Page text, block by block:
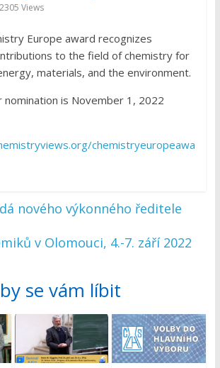
2305 Views
Europe award recognizes
to the field of chemistry for
materials, and the environment.
is November 1, 2022
chemistryeuropeawa
nového výkonného ředitele
v Olomouci, 4.-7. září 2022
se vám líbit